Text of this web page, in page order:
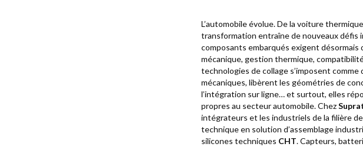
L’automobile évolue. De la voiture
transformation entraîne de nouveaux défis
composants embarqués exigent désormais
mécanique, gestion thermique,
technologies de collage s’imposent
mécaniques, libèrent les géométries de
l’intégration sur ligne… et surtout, elles
propres au secteur automobile. Chez
intégrateurs et les industriels de la filière
technique en solution d’assemblage
silicones techniques CHT. Capteurs,